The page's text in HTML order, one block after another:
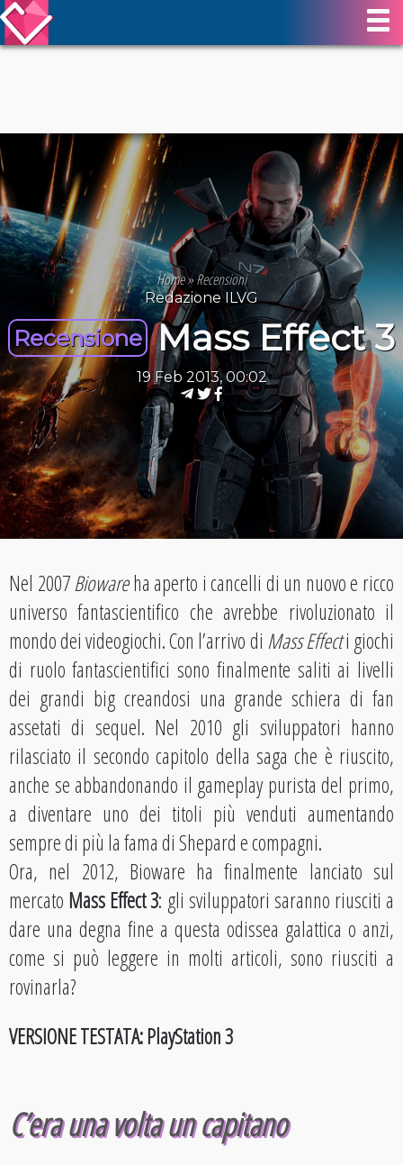
Home»Recensioni
Redazione ILVG
Recensione Mass Effect 3
19 Feb 2013, 00:02
Nel 2007Biowareha aperto i cancelli di un nuovo e ricco
universo fantascientifico che avrebbe rivoluzionato il
mondo dei videogiochi. Con l’arrivo di Mass Effecti giochi
di ruolo fantascientifici sono finalmente saliti ai livelli
dei grandi big creandosi una grande schiera di fan
assetati di sequel. Nel 2010 gli sviluppatori hanno
rilasciato il secondo capitolo della saga che è riuscito,
anche se abbandonando il gameplay purista del primo,
a diventare uno dei titoli più venduti aumentando
sempre di più la fama di Shepard e compagni.
Ora, nel 2012, Bioware ha finalmente lanciato sul
mercato Mass Effect 3: gli sviluppatori saranno riusciti a
dare una degna fine a questa odissea galattica o anzi,
come si può leggere in molti articoli, sono riusciti a
rovinarla?
VERSIONE TESTATA: PlayStation 3
C’era una volta un capitano